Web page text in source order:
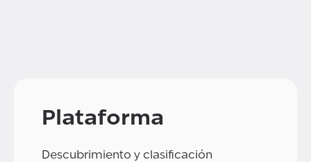
Plataforma
Descubrimiento y clasificación